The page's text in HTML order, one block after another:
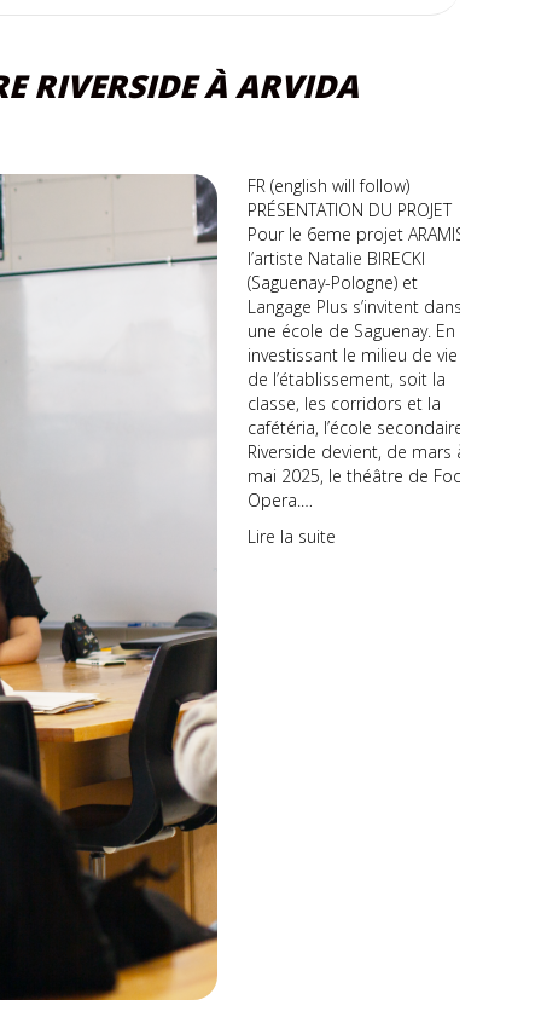
RIVERSIDE À ARVIDA
FR (english will follow)
PRÉSENTATION DU PROJET
Pour le 6eme projet ARAMIS
l’artiste Natalie BIRECKI
(Saguenay-Pologne) et
Langage Plus s’invitent dans
une école de Saguenay. En
investissant le milieu de vie
de l’établissement, soit la
classe, les corridors et la
cafétéria, l’école secondaire
Riverside devient, de mars à
mai 2025, le théâtre de Food
Opera.…
Lire la suite